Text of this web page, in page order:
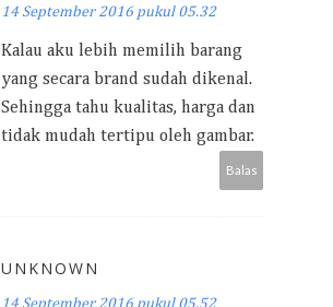
14 September 2016 pukul 05.32
Kalau aku lebih memilih barang
yang secara brand sudah dikenal.
Sehingga tahu kualitas, harga dan
tidak mudah tertipu oleh gambar.
Balas
UNKNOWN
14 September 2016 pukul 05.52